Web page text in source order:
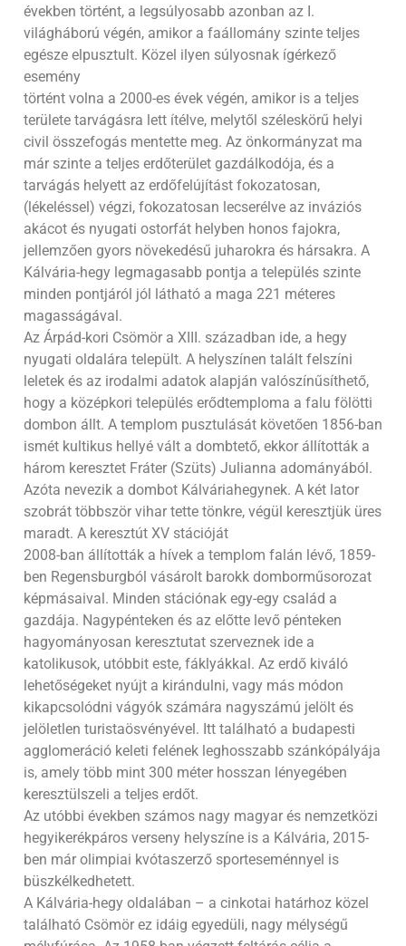
években történt, a legsúlyosabb azonban az I.
világháború végén, amikor a faállomány szinte teljes
egésze elpusztult. Közel ilyen súlyosnak ígérkező
esemény
történt volna a 2000-es évek végén, amikor is a teljes
területe tarvágásra lett ítélve, melytől széleskörű helyi
civil összefogás mentette meg. Az önkormányzat ma
már szinte a teljes erdőterület gazdálkodója, és a
tarvágás helyett az erdőfelújítást fokozatosan,
(lékeléssel) végzi, fokozatosan lecserélve az inváziós
akácot és nyugati ostorfát helyben honos fajokra,
jellemzően gyors növekedésű juharokra és hársakra. A
Kálvária-hegy legmagasabb pontja a település szinte
minden pontjáról jól látható a maga 221 méteres
magasságával.
Az Árpád-kori Csömör a XIII. században ide, a hegy
nyugati oldalára települt. A helyszínen talált felszíni
leletek és az irodalmi adatok alapján valószínűsíthető,
hogy a középkori település erődtemploma a falu fölötti
dombon állt. A templom pusztulását követően 1856-ban
ismét kultikus hellyé vált a dombtető, ekkor állították a
három keresztet Fráter (Szüts) Julianna adományából.
Azóta nevezik a dombot Kálváriahegynek. A két lator
szobrát többször vihar tette tönkre, végül keresztjük üres
maradt. A keresztút XV stációját
2008-ban állították a hívek a templom falán lévő, 1859-
ben Regensburgból vásárolt barokk domborműsorozat
képmásaival. Minden stációnak egy-egy család a
gazdája. Nagypénteken és az előtte levő pénteken
hagyományosan keresztutat szerveznek ide a
katolikusok, utóbbit este, fáklyákkal. Az erdő kiváló
lehetőségeket nyújt a kirándulni, vagy más módon
kikapcsolódni vágyók számára nagyszámú jelölt és
jelöletlen turistaösvényével. Itt található a budapesti
agglomeráció keleti felének leghosszabb szánkópályája
is, amely több mint 300 méter hosszan lényegében
keresztülszeli a teljes erdőt.
Az utóbbi években számos nagy magyar és nemzetközi
hegyikerékpáros verseny helyszíne is a Kálvária, 2015-
ben már olimpiai kvótaszerző sporteseménnyel is
büszkélkedhetett.
A Kálvária-hegy oldalában – a cinkotai határhoz közel
található Csömör ez idáig egyedüli, nagy mélységű